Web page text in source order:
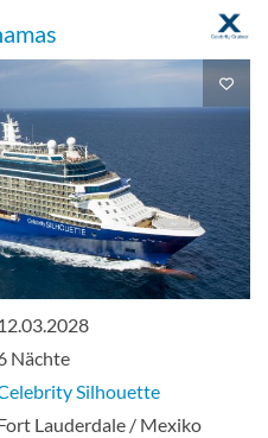
12.03.2028
Nächte
Silhouette
Lauderdale / Mexiko